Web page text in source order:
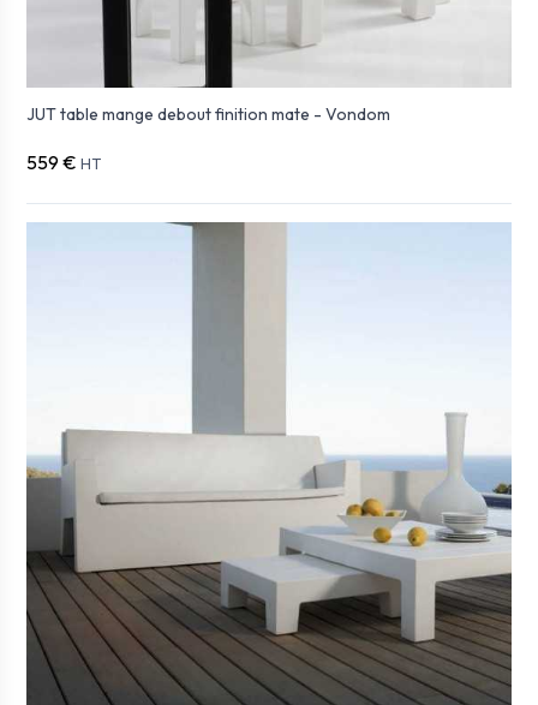
JUT table mange debout finition mate - Vondom
559 € HT